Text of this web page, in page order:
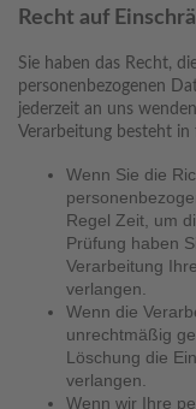
Recht auf
Sie haben das Recht,
personenbezogenen
jederzeit an uns
Verarbeitung besteht in
Wenn Sie die
Regel Zeit, um
Prüfung haben
Verarbeitung
verlangen.
Wenn die
unrechtmäßig
Löschung die
verlangen.
Wenn wir Ihre